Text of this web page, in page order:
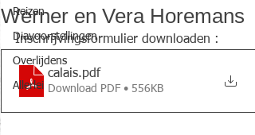
Reizen
Diavoorstellingen
Overlijdens
Allerlei
Werner en Vera Horemans
Inschrijvingsformulier downloaden :
calais.pdf
Download PDF • 556KB